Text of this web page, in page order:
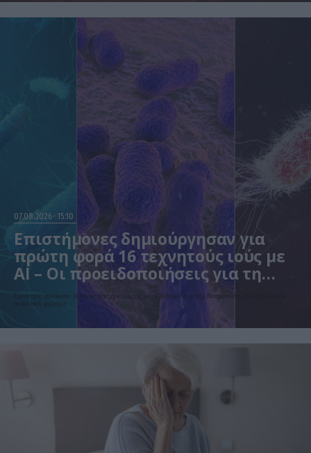
07.08.2026 15:10
Επιστήμονες δημιούργησαν για
πρώτη φορά 16 τεχνητούς ιούς με
AI – Οι προειδοποιήσεις για τη
βιοασφάλεια
Ερευνητές σχεδίασαν 16 νέους βακτηριοφάγους με τη βοήθεια Τεχνητής Νοημοσύνης που εξοντώνουν
ανθεκτικά μικρόβια